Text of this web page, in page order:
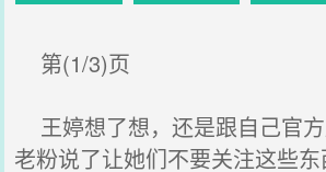
第(1/3)页
王婷想了想，还是跟自己官
老粉说了让她们不要关注这些